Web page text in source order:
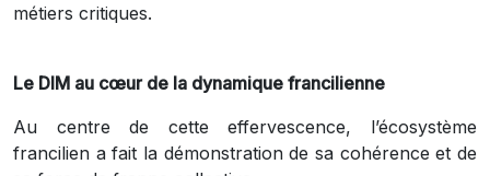
métiers critiques.
Le DIM au cœur de la dynamique francilienne
Au centre de cette effervescence, l’écosystème
francilien a fait la démonstration de sa cohérence et de